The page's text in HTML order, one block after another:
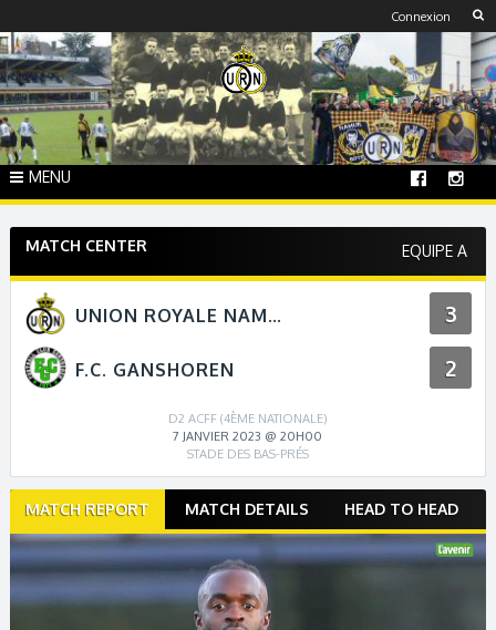
to
content
Connexion
MENU
MATCH CENTER EQUIPE A
UNION ROYALE NAMUR 3
F.C. GANSHOREN 2
D2 ACFF (4ÈME NATIONALE)
7 JANVIER 2023 @ 20H00
STADE DES BAS-PRÉS
MATCH REPORT MATCH DETAILS HEAD TO HEAD
Match
navigation